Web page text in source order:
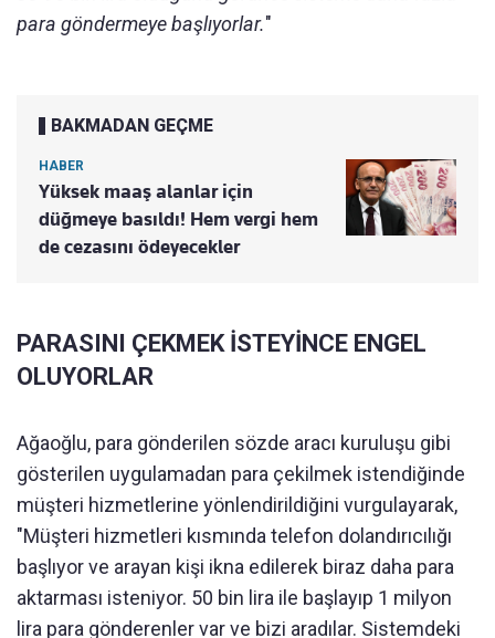
para göndermeye başlıyorlar."
BAKMADAN GEÇME
HABER
Yüksek maaş alanlar için
düğmeye basıldı! Hem vergi hem
de cezasını ödeyecekler
PARASINI ÇEKMEK İSTEYİNCE ENGEL
OLUYORLAR
Ağaoğlu, para gönderilen sözde aracı kuruluşu gibi
gösterilen uygulamadan para çekilmek istendiğinde
müşteri hizmetlerine yönlendirildiğini vurgulayarak,
"Müşteri hizmetleri kısmında telefon dolandırıcılığı
başlıyor ve arayan kişi ikna edilerek biraz daha para
aktarması isteniyor. 50 bin lira ile başlayıp 1 milyon
lira para gönderenler var ve bizi aradılar. Sistemdeki